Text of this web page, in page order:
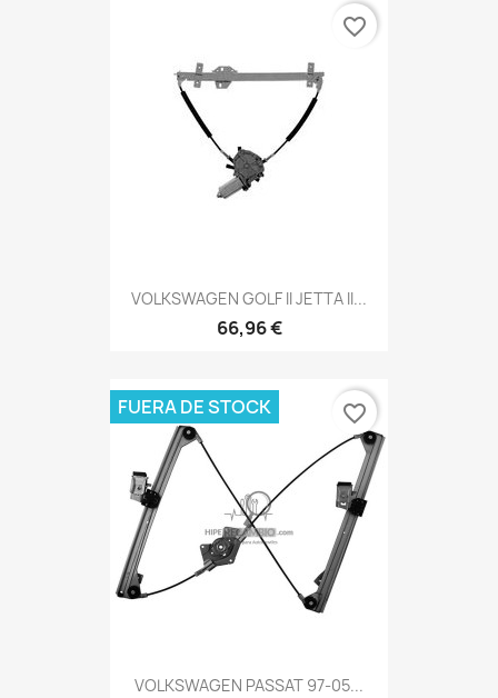
VOLKSWAGEN GOLF II JETTA II...
66,96 €
favorite_border
VOLKSWAGEN PASSAT 97-05...
FUERA DE STOCK favorite_border